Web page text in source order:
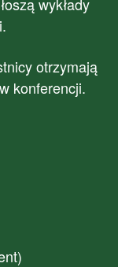
otrzymają
konferencji.